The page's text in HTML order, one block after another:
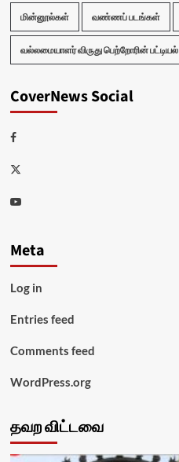
மின்னூல்கள் வண்ணப் படங்கள்
வல்லமையாளர் விருது பெற்றோரின் பட்டியல்
CoverNews Social
Facebook
Twitter
Youtube
Meta
Log in
Entries feed
Comments feed
WordPress.org
தவற விட்டவை